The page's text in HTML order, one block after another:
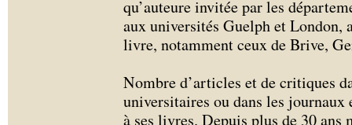
qu’auteure invitée par les
aux universités Guelph et London,
livre, notamment ceux de Brive,
Nombre d’articles et de critiques
universitaires ou dans les journaux
à ses livres. Depuis plus de 30 ans